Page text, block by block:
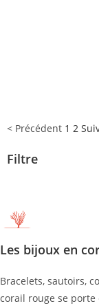
Filtre
< Précédent 1 2
Les bijoux en
Bracelets, sautoirs,
corail rouge se